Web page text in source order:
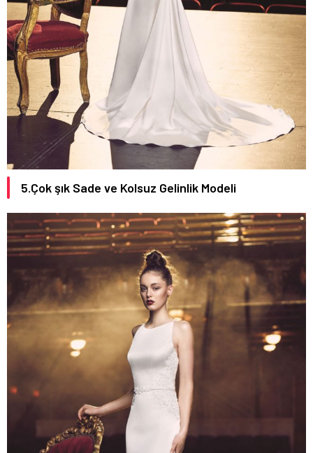
5.Çok şık Sade ve Kolsuz Gelinlik Modeli